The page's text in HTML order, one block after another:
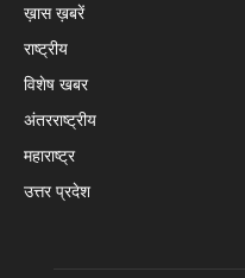
ख़ास ख़बरें
राष्ट्रीय
विशेष खबर
अंतरराष्ट्रीय
महाराष्ट्र
उत्तर प्रदेश